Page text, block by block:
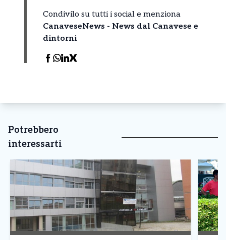
Condivilo su tutti i social e menziona
CanaveseNews - News dal Canavese e
dintorni
Potrebbero
interessarti